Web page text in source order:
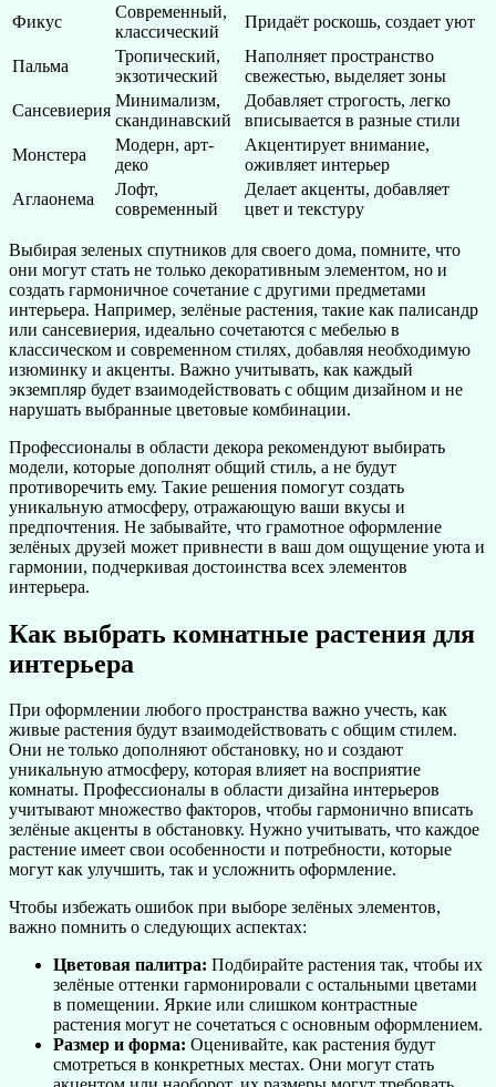
Фикус
Современный,
классический
Придаёт роскошь, создает уют
Пальма
Тропический,
экзотический
Наполняет пространство
свежестью, выделяет зоны
Сансевиерия
Минимализм,
скандинавский
Добавляет строгость, легко
вписывается в разные стили
Монстера
Модерн, арт-
деко
Акцентирует внимание,
оживляет интерьер
Аглаонема
Лофт,
современный
Делает акценты, добавляет
цвет и текстуру
Выбирая зеленых спутников для своего дома, помните, что
они могут стать не только декоративным элементом, но и
создать гармоничное сочетание с другими предметами
интерьера. Например, зелёные растения, такие как палисандр
или сансевиерия, идеально сочетаются с мебелью в
классическом и современном стилях, добавляя необходимую
изюминку и акценты. Важно учитывать, как каждый
экземпляр будет взаимодействовать с общим дизайном и не
нарушать выбранные цветовые комбинации.
Профессионалы в области декора рекомендуют выбирать
модели, которые дополнят общий стиль, а не будут
противоречить ему. Такие решения помогут создать
уникальную атмосферу, отражающую ваши вкусы и
предпочтения. Не забывайте, что грамотное оформление
зелёных друзей может привнести в ваш дом ощущение уюта и
гармонии, подчеркивая достоинства всех элементов
интерьера.
Как выбрать комнатные растения для
интерьера
При оформлении любого пространства важно учесть, как
живые растения будут взаимодействовать с общим стилем.
Они не только дополняют обстановку, но и создают
уникальную атмосферу, которая влияет на восприятие
комнаты. Профессионалы в области дизайна интерьеров
учитывают множество факторов, чтобы гармонично вписать
зелёные акценты в обстановку. Нужно учитывать, что каждое
растение имеет свои особенности и потребности, которые
могут как улучшить, так и усложнить оформление.
Чтобы избежать ошибок при выборе зелёных элементов,
важно помнить о следующих аспектах:
Цветовая палитра: Подбирайте растения так, чтобы их
зелёные оттенки гармонировали с остальными цветами
в помещении. Яркие или слишком контрастные
растения могут не сочетаться с основным оформлением.
Размер и форма: Оценивайте, как растения будут
смотреться в конкретных местах. Они могут стать